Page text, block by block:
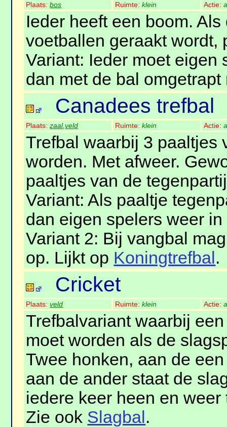
Plaats:bos Ruimte:klein Actie:
Ieder heeft een boom. Als
voetballen geraakt wordt,
Variant: Ieder moet eigen
dan met de bal
Canadees trefbal
Plaats:zaal,veld Ruimte:klein Actie:
Trefbal waarbij 3 paaltjes
worden. Met afweer.
paaltjes van de
Variant: Als paaltje
dan eigen spelers weer in
Variant 2: Bij vangbal
op. Lijkt op Koningtrefbal .
Cricket
Plaats:veld Ruimte:klein Actie:
Trefbalvariant waarbij
moet worden als de
Twee honken, aan de
aan de ander staat de
iedere keer heen en
Zie ook Slagbal .